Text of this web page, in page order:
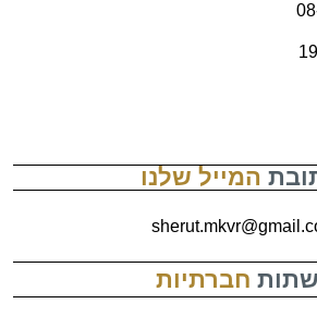
המייל שלנו
חברתיות